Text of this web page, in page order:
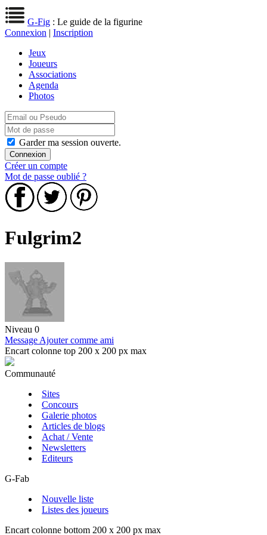
G-Fig : Le guide de la figurine
Connexion | Inscription
Jeux
Joueurs
Associations
Agenda
Photos
Garder ma session ouverte.
Créer un compte
Mot de passe oublié ?
Fulgrim2
Niveau 0
Message Ajouter comme ami
Encart colonne top 200 x 200 px max
Communauté
Sites
Concours
Galerie photos
Articles de blogs
Achat / Vente
Newsletters
Editeurs
G-Fab
Nouvelle liste
Listes des joueurs
Encart colonne bottom 200 x 200 px max